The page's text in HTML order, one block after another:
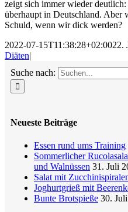
zeigt sich immer wieder
überhaupt in Deutschland. Aber
Schuld, wenn wir dick werden?
2022-07-15T11:38:28+02:0022.
Diäten|
Suche nach:
Neueste Beiträge
Essen rund ums Training
Sommerlicher
und Walnüssen 31. Juli
Salat mit
Joghurtgrieß mit
Bunte Brotspieße 30.